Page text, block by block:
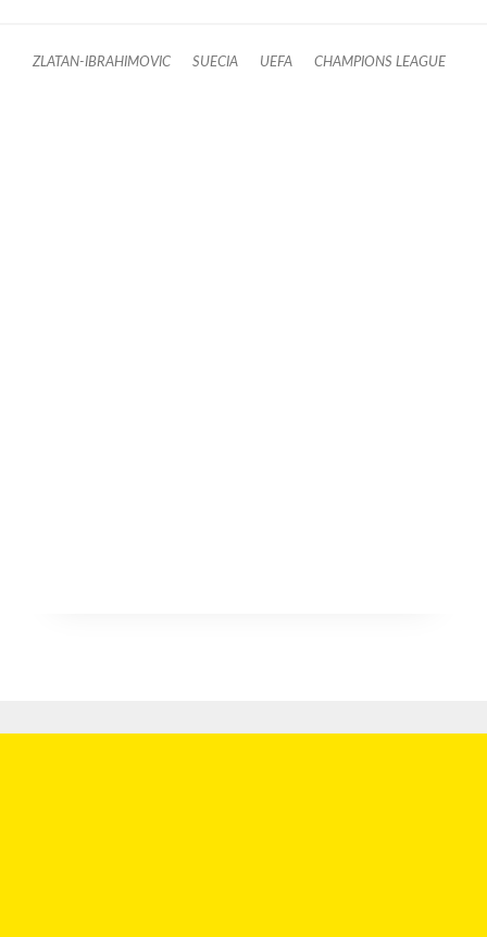
ZLATAN-IBRAHIMOVIC SUECIA UEFA CHAMPIONS LEAGUE